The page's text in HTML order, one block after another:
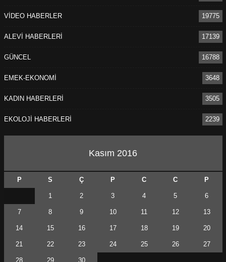
VİDEO HABERLER 19775
ALEVİ HABERLERİ 17139
GÜNCEL 16788
EMEK-EKONOMİ 3648
KADIN HABERLERİ 3505
EKOLOJİ HABERLERİ 2239
Kasım 2016
P S Ç P C C P
1 2 3 4 5 6
7 8 9 10 11 12 13
14 15 16 17 18 19 20
21 22 23 24 25 26 27
28 29 30